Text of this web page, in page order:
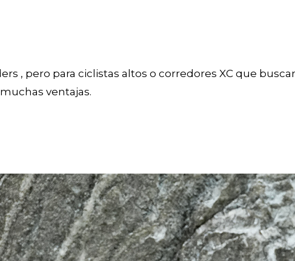
, pero para ciclistas altos o corredores XC que
ventajas.